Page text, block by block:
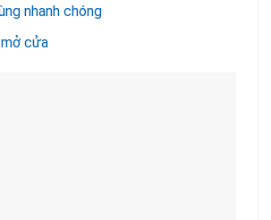
nhanh chóng
cửa